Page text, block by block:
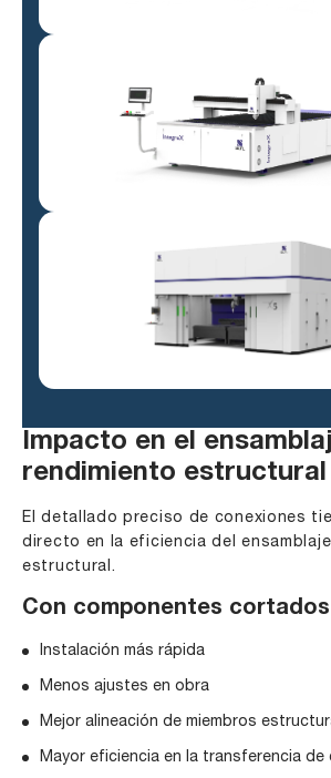
Impacto en el
rendimiento estructural
El detallado preciso de conexiones
directo en la eficiencia del
estructural.
Con componentes
Instalación más rápida
Menos ajustes en obra
Mejor alineación de miembros
Mayor eficiencia en la transferencia de